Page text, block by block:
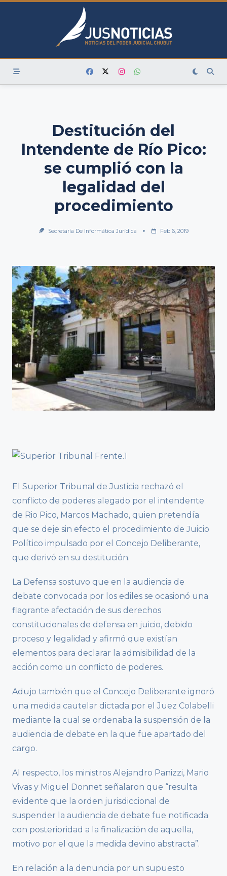
Skip
Destitución del
Intendente de Río Pico:
se cumplió con la
legalidad del
procedimiento
Secretaría De Informática Jurídica Feb 6, 2019
El Superior Tribunal de Justicia rechazó el
conflicto de poderes alegado por el intendente
de Rio Pico, Marcos Machado, quien pretendía
que se deje sin efecto el procedimiento de Juicio
Político impulsado por el Concejo Deliberante,
que derivó en su destitución.
La Defensa sostuvo que en la audiencia de
debate convocada por los ediles se ocasionó una
flagrante afectación de sus derechos
constitucionales de defensa en juicio, debido
proceso y legalidad y afirmó que existían
elementos para declarar la admisibilidad de la
acción como un conflicto de poderes.
Adujo también que el Concejo Deliberante ignoró
una medida cautelar dictada por el Juez Colabelli
mediante la cual se ordenaba la suspensión de la
audiencia de debate en la que fue apartado del
cargo.
Al respecto, los ministros Alejandro Panizzi, Mario
Vivas y Miguel Donnet señalaron que “resulta
evidente que la orden jurisdiccional de
suspender la audiencia de debate fue notificada
con posterioridad a la finalización de aquella,
motivo por el que la medida devino abstracta”.
En relación a la denuncia por un supuesto